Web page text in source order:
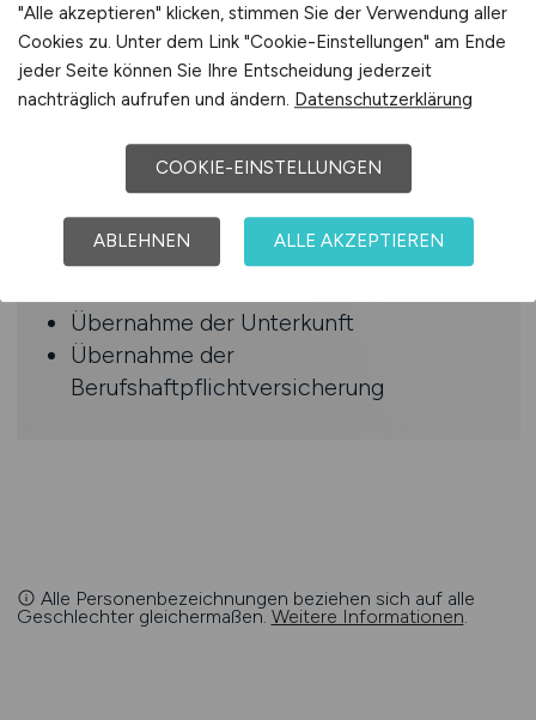
Sie arbeiten als Vertretungsarzt in der
Vertragsart Arbeitnehmerüberlassung
Sie erhalten ab dem ersten Tag einen
für alle Abrechnungs- und
Reisekostenthemen
Anstellung im Einzugsgebiet Ihres
Versorgungswerks
Übernahme der Unterkunft
Übernahme der
Berufshaftpflichtversicherung
Alle Personenbezeichnungen beziehen sich auf alle
Geschlechter gleichermaßen. Weitere Informationen
"Alle akzeptieren" klicken, stimmen Sie der Verwendung aller
Cookies zu. Unter dem Link "Cookie-Einstellungen" am Ende
jeder Seite können Sie Ihre Entscheidung jederzeit
nachträglich aufrufen und ändern. Datenschutzerklärung
COOKIE-EINSTELLUNGEN
ABLEHNEN ALLE AKZEPTIEREN